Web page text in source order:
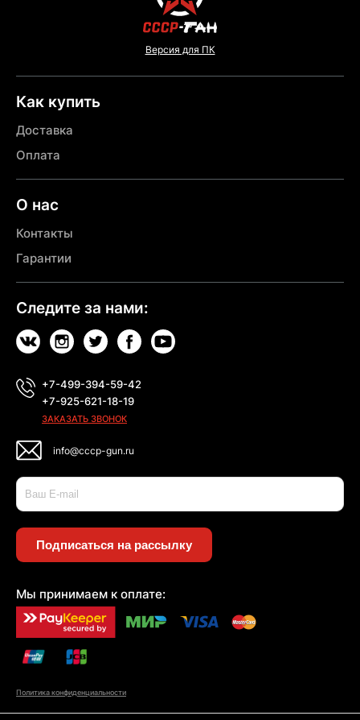
Версия для ПК
Как купить
Доставка
Оплата
О нас
Контакты
Гарантии
Следите за нами:
+7-499-394-59-42
+7-925-621-18-19
ЗАКАЗАТЬ ЗВОНОК
info@cccp-gun.ru
Подписаться на рассылку
Мы принимаем к оплате:
Политика конфиденциальности